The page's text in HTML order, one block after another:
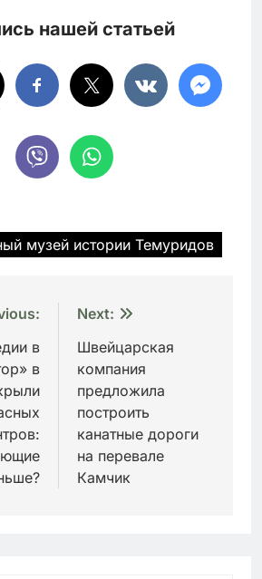
нашей статьей
музей истории Темуридов
в
в
Next:
Швейцарская
компания
предложила
построить
канатные дороги
на перевале
Камчик